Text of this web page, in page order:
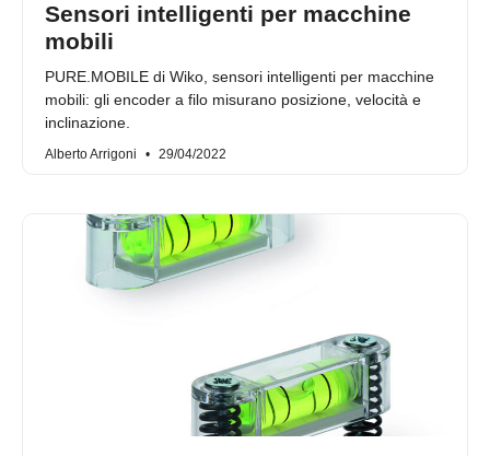
Sensori intelligenti per macchine
mobili
PURE.MOBILE di Wiko, sensori intelligenti per macchine
mobili: gli encoder a filo misurano posizione, velocità e
inclinazione.
Alberto Arrigoni 29/04/2022